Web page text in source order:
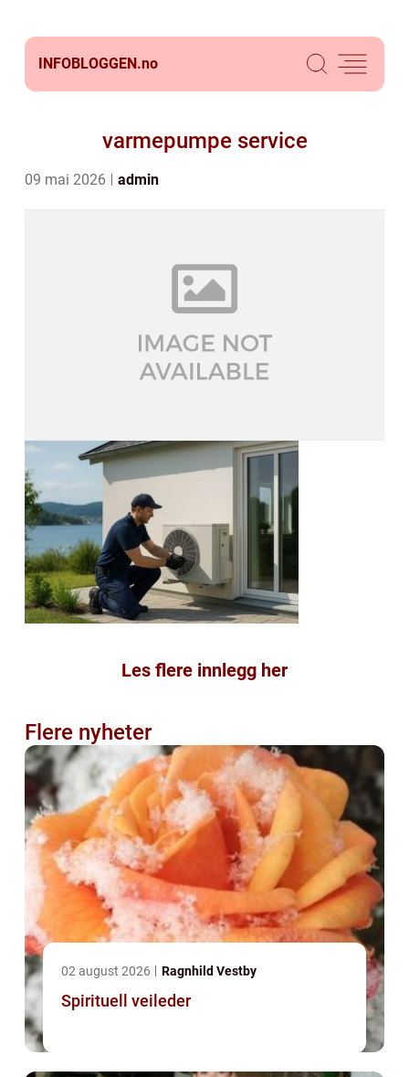
INFOBLOGGEN.no
varmepumpe service
09 mai 2026 admin
Les flere innlegg her
Flere nyheter
02 august 2026 Ragnhild Vestby
Spirituell veileder